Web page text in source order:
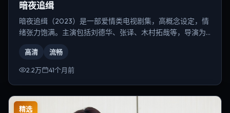
暗夜追缉
暗夜追缉（2023）是一部爱情类电视剧集，高概念设定，情
绪张力饱满。主演包括刘德华、张译、木村拓哉等，导演为
高清 流畅
2.2万 41个月前
精选